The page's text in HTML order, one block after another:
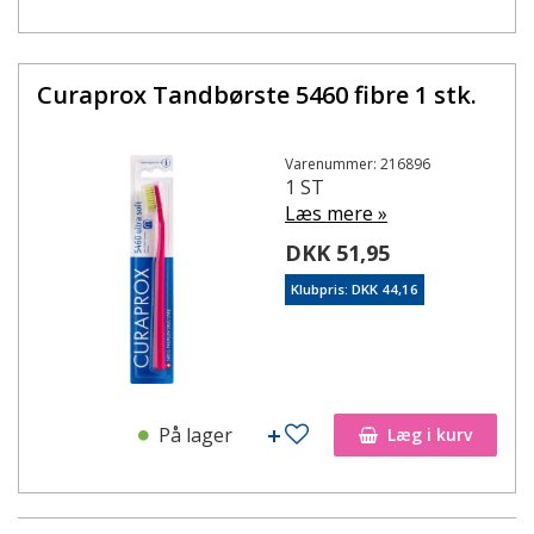
Curaprox Tandbørste 5460 fibre 1 stk.
Varenummer: 216896
1 ST
Læs mere »
DKK 51,95
Klubpris: DKK 44,16
På lager Læg i kurv